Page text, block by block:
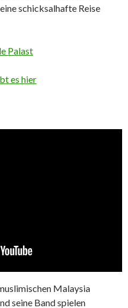
schicksalhafte Reise
Palast
es hier
Malaysia
seine Band spielen